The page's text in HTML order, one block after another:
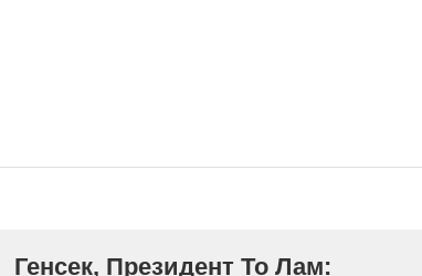
Генсек, Президент То Лам: